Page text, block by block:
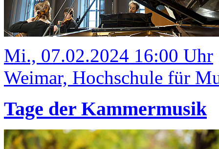
Mi., 07.02.2024 16:00 Uhr
Weimar, Hochschule für
Tage der Kammermusik